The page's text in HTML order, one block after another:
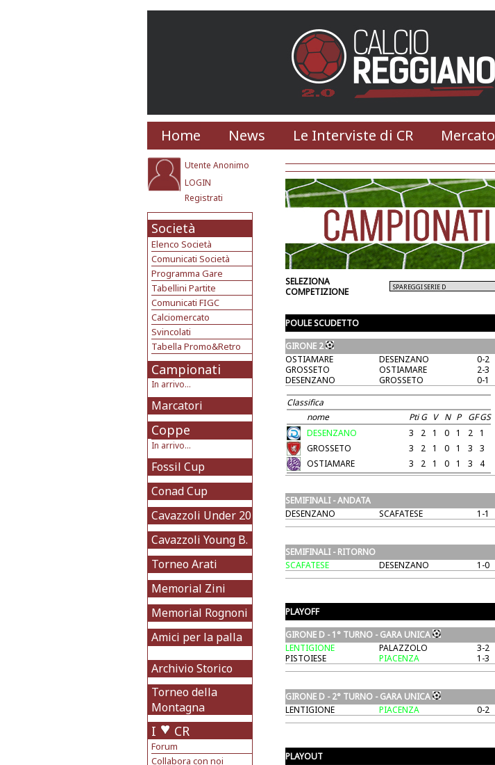
Home News Le Interviste di CR Mercato
Utente Anonimo
LOGIN
Registrati
Società
Elenco Società
Comunicati Società
Programma Gare
Tabellini Partite
Comunicati FIGC
Calciomercato
Svincolati
Tabella Promo&Retro
Campionati
In arrivo...
Marcatori
Coppe
In arrivo...
Fossil Cup
Conad Cup
Cavazzoli Under 20
Cavazzoli Young B.
Torneo Arati
Memorial Zini
Memorial Rognoni
Amici per la palla
Archivio Storico
Torneo della
Montagna
I CR
Forum
Collabora con noi
SELEZIONA
COMPETIZIONE
POULE SCUDETTO
GIRONE 2
OSTIAMARE
DESENZANO 0-2
GROSSETO OSTIAMARE 2-3
DESENZANO GROSSETO 0-1
Classifica
nome
Pti G V N P GFGS
DESENZANO
3 2 1 0 1 2
1
GROSSETO
3 2 1 0 1 3
3
OSTIAMARE
3 2 1 0 1 3 4
SEMIFINALI - ANDATA
DESENZANO
SCAFATESE 1-1
SEMIFINALI - RITORNO
SCAFATESE
DESENZANO 1-0
PLAYOFF
GIRONE D - 1° TURNO - GARA UNICA
LENTIGIONE
PALAZZOLO 3-2
PISTOIESE PIACENZA 1-3
GIRONE D - 2° TURNO - GARA UNICA
LENTIGIONE
PIACENZA 0-2
PLAYOUT